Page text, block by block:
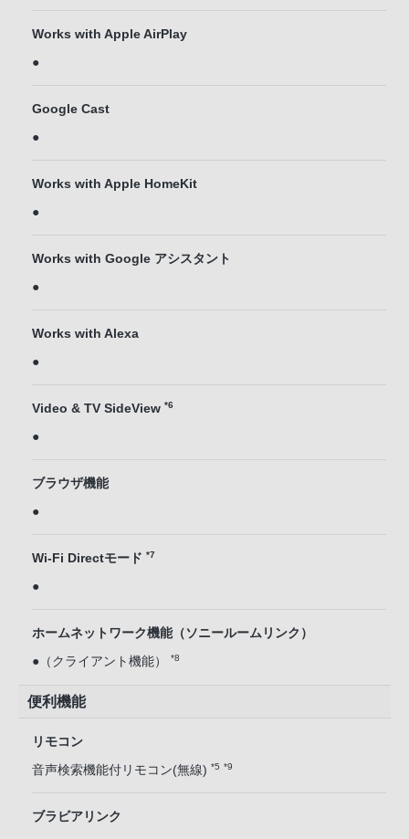
Works with Apple AirPlay
●
Google Cast
●
Works with Apple HomeKit
●
Works with Google アシスタント
●
Works with Alexa
●
Video & TV SideView *6
●
ブラウザ機能
●
Wi-Fi Directモード *7
●
ホームネットワーク機能（ソニールームリンク）
●（クライアント機能） *8
便利機能
リモコン
音声検索機能付リモコン(無線) *5 *9
ブラビアリンク